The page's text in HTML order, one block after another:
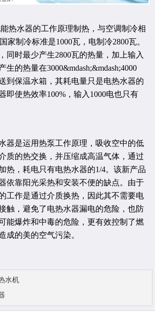
水器的工作原理制热，与空调制冷相
家制冷标准是1000瓦，电制冷2800瓦。
同时最少产生2800瓦的热量，加上输入
生的热量在3000&mdash;&mdash;4000
到保温水箱，其耗电量只是电热水器的
即使热效率100%，输入1000电也只有
是运用热泵工作原理，吸收空中的低
质的热交换，并压缩成高温气体，通过
热，耗电只有电热水器的1/4。该新产品
依靠阳光采热和安装不便的缺点。由于
工作是通过介质换热，因此其不需要电
触，避免了电热水器漏电的危险，也防
能爆炸和中毒的危险，更有效控制了燃
成的美的空气污染。
水机